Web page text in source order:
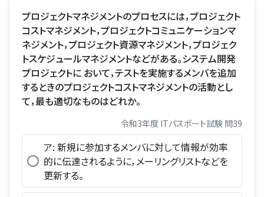
プロジェクトマネジメントのプロセスには，プロジェクト
コストマネジメント，プロジェクトコミュニケーションマ
ネジメント，プロジェクト資源マネジメント，プロジェク
トスケジュールマネジメントなどがある。システム開発
プロジェクトに おいて，テストを実施するメンバを追加
するときのプロジェクトコストマネジメントの活動とし
て，最も適切なものはどれか。
令和3年度 ITパスポート試験 問39
ア: 新規に参加するメンバに対して情報が効率
的に伝達されるように，メーリングリストなどを
更新する。